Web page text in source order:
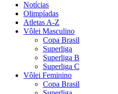
Notícias
Olimpíadas
Atletas A-Z
Vôlei Masculino
Copa Brasil
Superliga
Superliga B
Superliga C
Vôlei Feminino
Copa Brasil